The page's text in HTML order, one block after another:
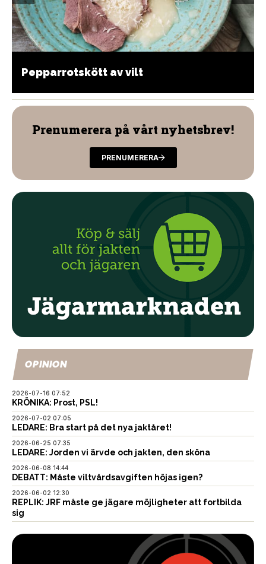
Pepparrotskött av vilt
Prenumerera på vårt nyhetsbrev!
PRENUMERERA
OPINION
2026-07-16 07:52
KRÖNIKA: Prost, PSL!
2026-07-02 07:05
LEDARE: Bra start på det nya jaktåret!
2026-06-25 07:35
LEDARE: Jorden vi ärvde och jakten, den sköna
2026-06-08 14:44
DEBATT: Måste viltvårdsavgiften höjas igen?
2026-06-02 12:30
REPLIK: JRF måste ge jägare möjligheter att fortbilda
sig